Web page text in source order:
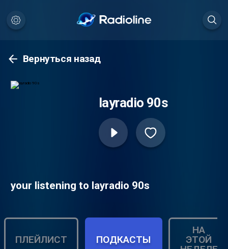
Вернуться назад
layradio 90s
your listening to layradio 90s
ПЛЕЙЛИСТ ПОДКАСТЫ
НА
ЭТОЙ